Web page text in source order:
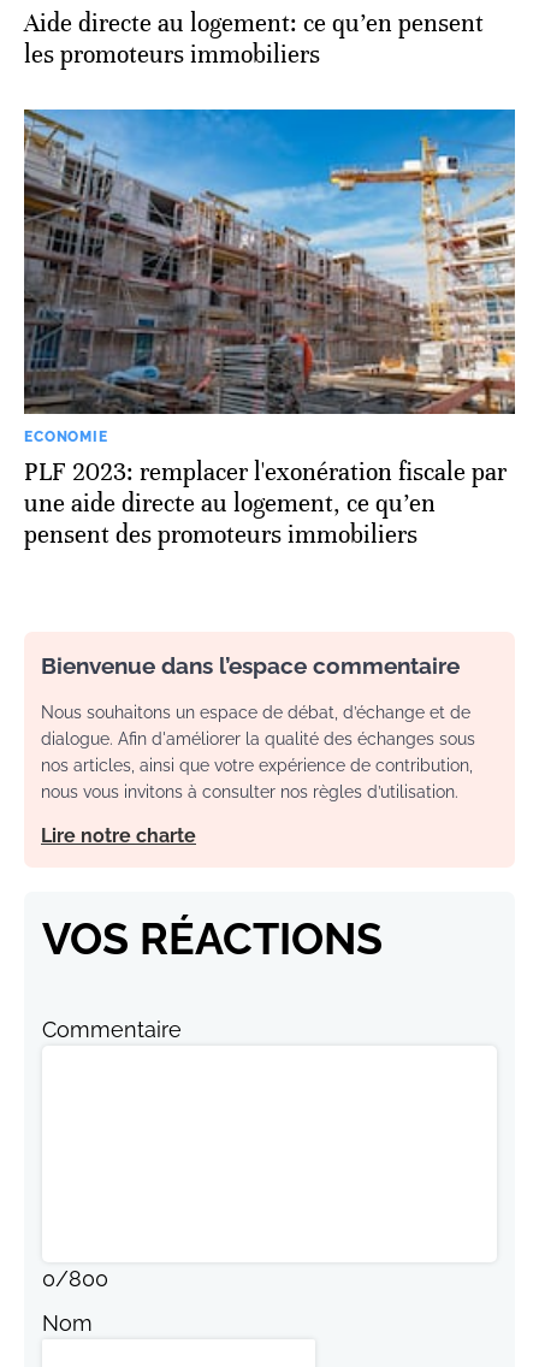
Aide directe au logement: ce qu’en pensent
les promoteurs immobiliers
ECONOMIE
PLF 2023: remplacer l'exonération fiscale par
une aide directe au logement, ce qu’en
pensent des promoteurs immobiliers
Bienvenue dans l’espace commentaire
Nous souhaitons un espace de débat, d’échange et de
dialogue. Afin d'améliorer la qualité des échanges sous
nos articles, ainsi que votre expérience de contribution,
nous vous invitons à consulter nos règles d’utilisation.
Lire notre charte
VOS RÉACTIONS
Commentaire
0/800
Nom